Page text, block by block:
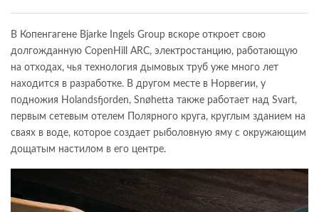
В Копенгагене Bjarke Ingels Group вскоре откроет свою
долгожданную CopenHill ARC, электростанцию, работающую
на отходах, чья технология дымовых труб уже много лет
находится в разработке. В другом месте в Норвегии, у
подножия Holandsfjorden, Snøhetta также работает над Svart,
первым сетевым отелем Полярного круга, круглым зданием на
сваях в воде, которое создает рыболовную яму с окружающим
дощатым настилом в его центре.